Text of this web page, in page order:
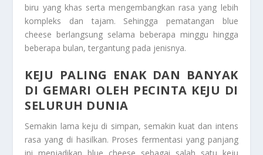
biru yang khas serta mengembangkan rasa yang lebih
kompleks dan tajam. Sehingga pematangan blue
cheese berlangsung selama beberapa minggu hingga
beberapa bulan, tergantung pada jenisnya.
KEJU PALING ENAK DAN BANYAK
DI GEMARI OLEH PECINTA KEJU DI
SELURUH DUNIA
Semakin lama keju di simpan, semakin kuat dan intens
rasa yang di hasilkan. Proses fermentasi yang panjang